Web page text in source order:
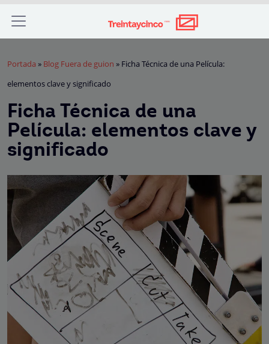
Portada » Blog Fuera de guion » Ficha Técnica de una Película:
elementos clave y significado
Ficha Técnica de una
Película: elementos clave y
significado